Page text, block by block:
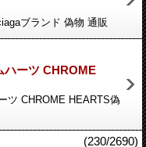
ブランド 偽物 通販
ーツ CHROME
ツ CHROME HEARTS偽
(230/2690)